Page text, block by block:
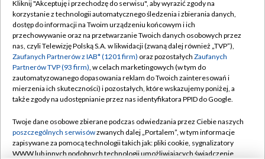
TVP
Abonament TVP
Emisja w TVP
Centrum informacji TVP
Naziemna Telewizja Cyfrowa
Rada Programowa
System NOS
Regulamin TVP
Polityka prywatności
Moje zgody
Pomoc
Kontakt
Kliknij "Akceptuję i przechodzę do serwisu", aby wyrazić zgody na
korzystanie z technologii automatycznego śledzenia i zbierania danych,
dostęp do informacji na Twoim urządzeniu końcowym i ich
przechowywanie oraz na przetwarzanie Twoich danych osobowych przez
nas, czyli Telewizję Polską S.A. w likwidacji (zwaną dalej również „TVP”),
Zaufanych Partnerów z IAB* (1201 firm) oraz pozostałych Zaufanych
Partnerów TVP (93 firm), w celach marketingowych (w tym do
zautomatyzowanego dopasowania reklam do Twoich zainteresowań i
mierzenia ich skuteczności) i pozostałych, które wskazujemy poniżej, a
także zgody na udostępnianie przez nas identyfikatora PPID do Google.
Twoje dane osobowe zbierane podczas odwiedzania przez Ciebie naszych
poszczególnych serwisówzwanych dalej „Portalem”, w tym informacje
zapisywane za pomocą technologii takich jak: pliki cookie, sygnalizatory
WWW lub innych podobnych technologii umożliwiających świadczenie